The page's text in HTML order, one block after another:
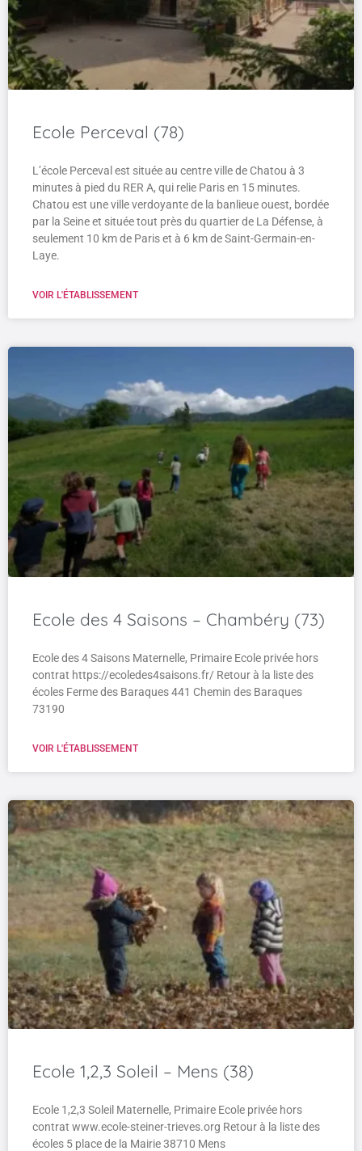
Ecole Perceval (78)
L’école Perceval est située au centre ville de Chatou à 3
minutes à pied du RER A, qui relie Paris en 15 minutes.
Chatou est une ville verdoyante de la banlieue ouest, bordée
par la Seine et située tout près du quartier de La Défense, à
seulement 10 km de Paris et à 6 km de Saint-Germain-en-
Laye.
VOIR L'ÉTABLISSEMENT
Ecole des 4 Saisons – Chambéry (73)
Ecole des 4 Saisons Maternelle, Primaire Ecole privée hors
contrat https://ecoledes4saisons.fr/ Retour à la liste des
écoles Ferme des Baraques 441 Chemin des Baraques
73190
VOIR L'ÉTABLISSEMENT
Ecole 1,2,3 Soleil – Mens (38)
Ecole 1,2,3 Soleil Maternelle, Primaire Ecole privée hors
contrat www.ecole-steiner-trieves.org Retour à la liste des
écoles 5 place de la Mairie 38710 Mens